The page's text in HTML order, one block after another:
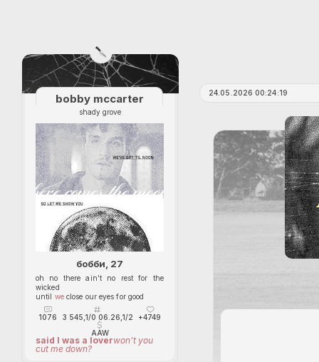
24.05.2026 00:24:19
bobby mccarter
shady grove
бобби, 27
oh no there ain't no rest for the
wicked
until weclose our eyes for good
1076 3 545,1/0 06.26,1/2
+4749
AAW
said I was a loverwon't you
cut me down?